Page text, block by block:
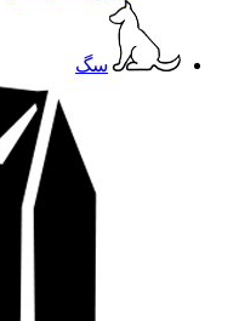
سگ